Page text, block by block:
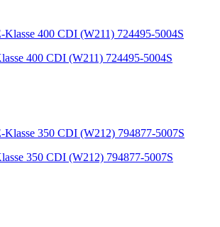
400 CDI (W211) 724495-5004S
350 CDI (W212) 794877-5007S